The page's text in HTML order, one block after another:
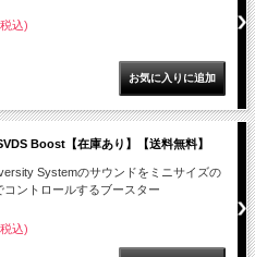
込)
Boost【在庫あり】【送料無料】
Systemのサウンドをミニサイズの
コントロールするブースター
込)